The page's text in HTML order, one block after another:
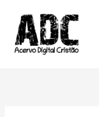
para
conteúdo